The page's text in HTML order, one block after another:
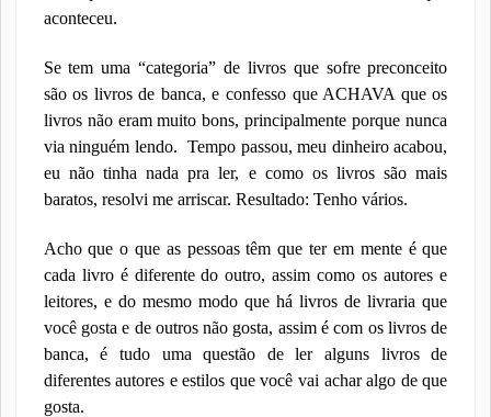
aconteceu.
Se tem uma “categoria” de livros que sofre preconceito
são os livros de banca, e confesso que ACHAVA que os
livros não eram muito bons, principalmente porque nunca
via ninguém lendo. Tempo passou, meu dinheiro acabou,
eu não tinha nada pra ler, e como os livros são mais
baratos, resolvi me arriscar. Resultado: Tenho vários.
Acho que o que as pessoas têm que ter em mente é que
cada livro é diferente do outro, assim como os autores e
leitores, e do mesmo modo que há livros de livraria que
você gosta e de outros não gosta, assim é com os livros de
banca, é tudo uma questão de ler alguns livros de
diferentes autores e estilos que você vai achar algo de que
gosta.